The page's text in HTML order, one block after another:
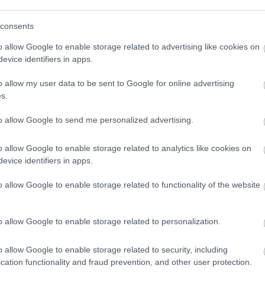
allow Google to enable storage related to advertising like cookies on
identifiers in apps.
allow my user data to be sent to Google for online advertising
allow Google to send me personalized advertising.
allow Google to enable storage related to analytics like cookies on
identifiers in apps.
allow Google to enable storage related to functionality of the website
allow Google to enable storage related to personalization.
allow Google to enable storage related to security, including
functionality and fraud prevention, and other user protection.
από την ΕΡΤ 1 από τις 21:00 έως τις 23:00.
σε ανοιχτή γραμμή με τον Πολίτη
παράπονα, καταγγελίες ή ιδέες για τη γειτονιά σου.